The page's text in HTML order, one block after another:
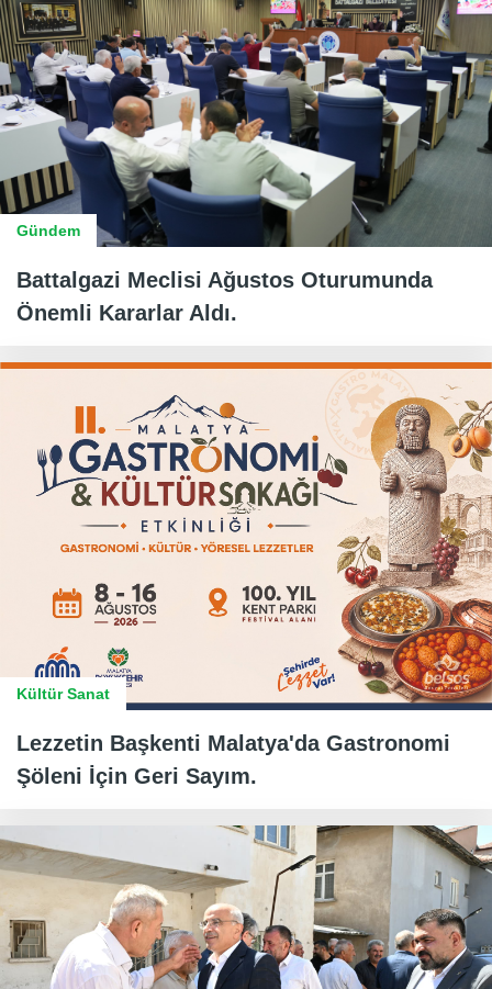
Gündem
Battalgazi Meclisi Ağustos Oturumunda
Önemli Kararlar Aldı.
Kültür Sanat
Lezzetin Başkenti Malatya'da Gastronomi
Şöleni İçin Geri Sayım.